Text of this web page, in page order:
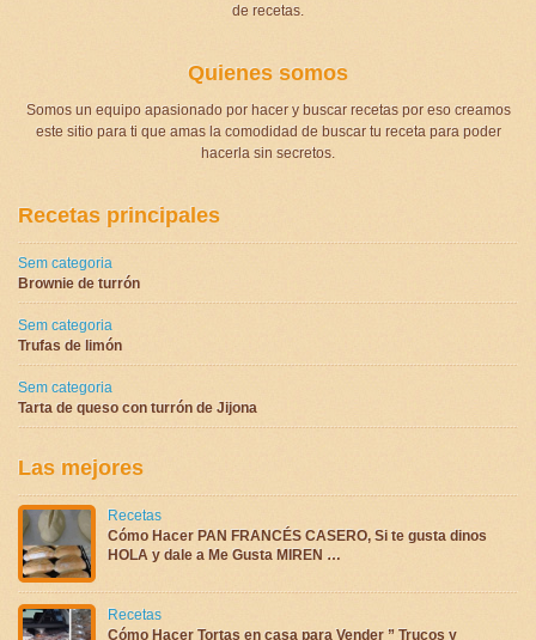
de recetas.
Quienes somos
Somos un equipo apasionado por hacer y buscar recetas por eso creamos
este sitio para ti que amas la comodidad de buscar tu receta para poder
hacerla sin secretos.
Recetas principales
Sem categoria
Brownie de turrón
Sem categoria
Trufas de limón
Sem categoria
Tarta de queso con turrón de Jijona
Las mejores
Recetas
Cómo Hacer PAN FRANCÉS CASERO, Si te gusta dinos
HOLA y dale a Me Gusta MIREN …
Recetas
Cómo Hacer Tortas en casa para Vender ” Trucos y